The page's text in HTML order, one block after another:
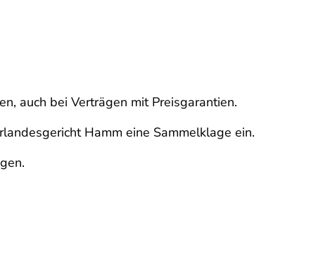
auch bei Verträgen mit Preisgarantien.
Hamm eine Sammelklage ein.